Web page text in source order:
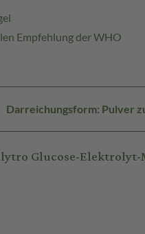
Empfehlung der WHO
Darreichungsform: Pulver
Glucose-